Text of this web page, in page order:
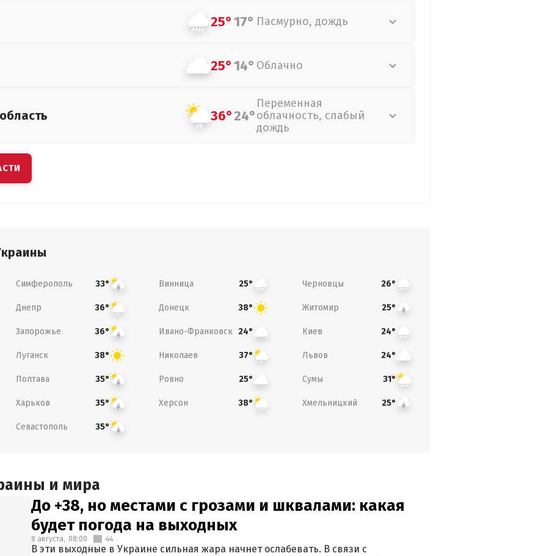
25°17° Пасмурно, дождь
25°14° Облачно
область 36°24°
Переменная
облачность, слабый
дождь
Симферополь 33° Винница 25° Черновцы 26°
Днепр 36° Донецк 38° Житомир 25°
Запорожье 36° Ивано-Франковск 24° Киев 24°
Луганск 38° Николаев 37° Львов 24°
Полтава 35° Ровно 25° Сумы 31°
Харьков 35° Херсон 38° Хмельницкий 25°
Севастополь 35°
и мира
До +38, но местами с грозами и шквалами: какая
будет погода на выходных
8 августа, 08:00 44
В эти выходные в Украине сильная жара начнет ослабевать. В связи с